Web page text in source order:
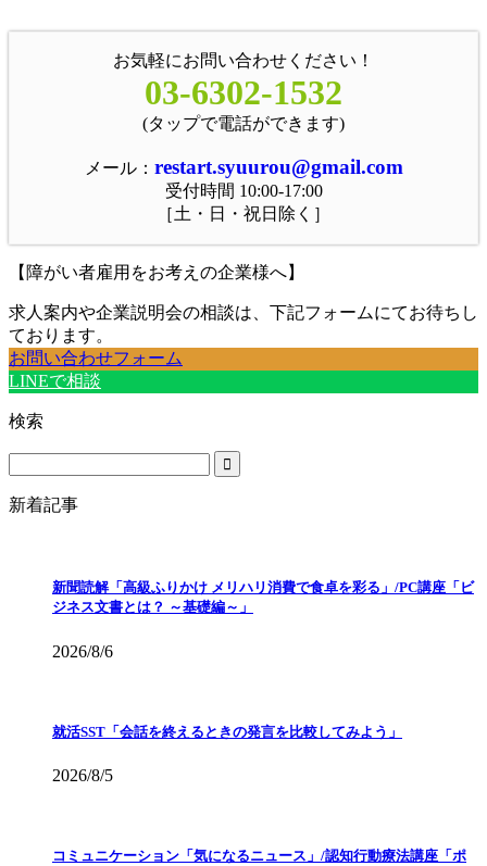
お気軽にお問い合わせください！
03-6302-1532
(タップで電話ができます)
メール： restart.syuurou@gmail.com
受付時間 10:00-17:00
［土・日・祝日除く］
【障がい者雇用をお考えの企業様へ】
求人案内や企業説明会の相談は、下記フォームにてお待ちし
ております。
お問い合わせフォーム
LINEで相談
検索
新着記事
新聞読解「高級ふりかけ メリハリ消費で食卓を彩る」/PC講座「ビ
ジネス文書とは？ ～基礎編～」
2026/8/6
就活SST「会話を終えるときの発言を比較してみよう」
2026/8/5
コミュニケーション「気になるニュース」/認知行動療法講座「ポ